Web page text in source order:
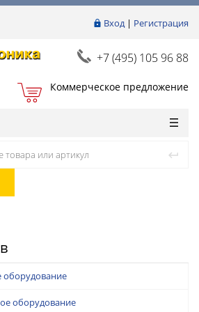
Вход| Регистрация
+7 (495) 105 96 88
Коммерческое предложение
оборудование
оборудование